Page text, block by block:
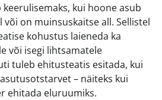
kui hoone asub
on muinsuskaitse all. Sellistel
kohustus laieneda ka
või isegi lihtsamatele
tuleb ehitusteatis esitada, kui
– näiteks kui
ehitada eluruumiks.